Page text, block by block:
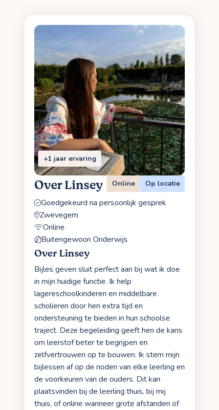
+1 jaar ervaring
Over Linsey Online Op locatie
Goedgekeurd na persoonlijk gesprek
Zwevegem
Online
Buitengewoon Onderwijs
Over Linsey
Bijles geven sluit perfect aan bij wat ik doe
in mijn huidige functie. Ik help
lagereschoolkinderen en middelbare
scholieren door hen extra tijd en
ondersteuning te bieden in hun schoolse
traject. Deze begeleiding geeft hen de kans
om leerstof beter te begrijpen en
zelfvertrouwen op te bouwen. Ik stem mijn
bijlessen af op de noden van elke leerling en
de voorkeuren van de ouders. Dit kan
plaatsvinden bij de leerling thuis, bij mij
thuis, of online wanneer grote afstanden of